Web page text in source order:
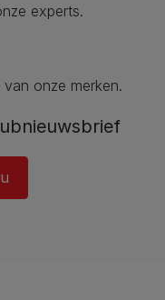
experts.
onze merken.